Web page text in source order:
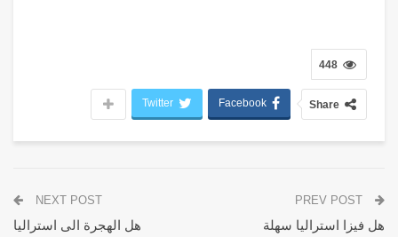
448
Share
Facebook
Twitter
هل فيزا استراليا سهلة
NEXT POST
هل الهجرة الى استراليا